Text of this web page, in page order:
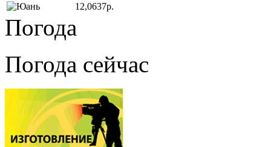
12,0637р.
Погода
Погода сейчас